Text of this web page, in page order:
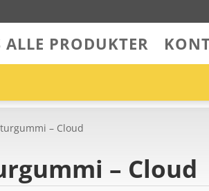
ALLE PRODUKTER
– Cloud
– Cloud